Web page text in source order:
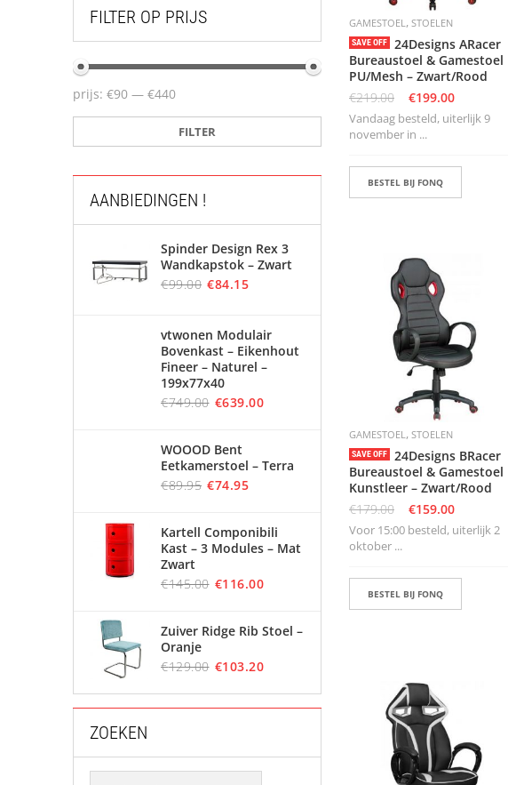
FILTER OP PRIJS
FILTER
prijs: €90 — €440
AANBIEDINGEN !
Spinder Design Rex 3
Wandkapstok – Zwart
€99.00 €84.15
vtwonen Modulair
Bovenkast – Eikenhout
Fineer – Naturel –
199x77x40
€749.00 €639.00
WOOOD Bent
Eetkamerstoel – Terra
€89.95 €74.95
Kartell Componibili
Kast – 3 Modules – Mat
Zwart
€145.00 €116.00
Zuiver Ridge Rib Stoel –
Oranje
€129.00 €103.20
ZOEKEN
GAMESTOEL, STOELEN
SAVE OFF
24Designs ARacer
Bureaustoel & Gamestoel
PU/Mesh – Zwart/Rood
€219.00 €199.00
Vandaag besteld, uiterlijk 9
november in ...
BESTEL BIJ FONQ
GAMESTOEL , STOELEN
SAVE OFF
24Designs BRacer
Bureaustoel & Gamestoel
Kunstleer – Zwart/Rood
€179.00 €159.00
Voor 15:00 besteld, uiterlijk 2
oktober ...
BESTEL BIJ FONQ